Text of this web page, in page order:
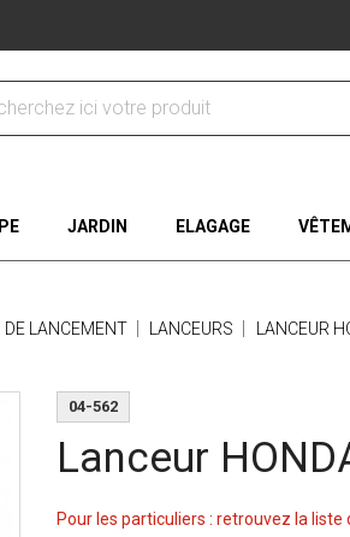
JARDIN ELAGAGE
DE LANCEMENT LANCEURS LANCEUR
04-562
Lanceur
Pour les particuliers : retrouvez la